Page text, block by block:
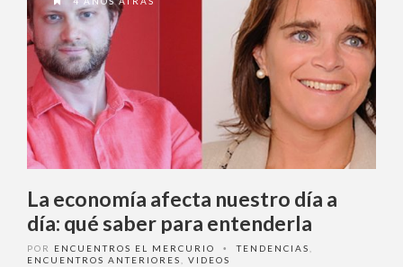
La economía afecta nuestro día a
día: qué saber para entenderla
POR ENCUENTROS EL MERCURIO • TENDENCIAS
ENCUENTROS ANTERIORES
VIDEOS